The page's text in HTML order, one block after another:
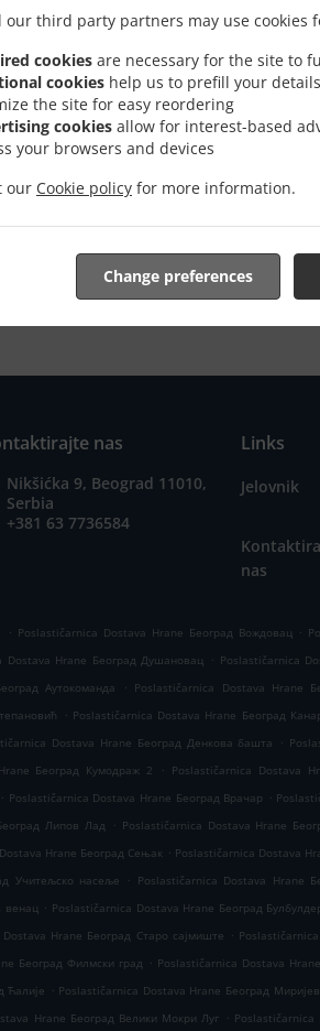
our third party partners may use cookies
cookies are necessary for the site to
cookies help us to prefill your
the site for easy reordering
cookies allow for interest-based
your browsers and devices
our Cookie policy for more information.
Change preferences
Dostavom U
- Rakovica i sa
jelovnik i pošaljite nam
porudžbinu i pošaljemo
nas
Nikšićka 9, Beograd 11010,
Serbia
+381 63 7736584
Links
Jelovnik
nas
. Poslastičarnica Dostava Hrane Београд Вождовац .
Dostava Hrane Београд Душановац . Poslastičarnica
Аутокоманда . Poslastičarnica Dostava Hrane
. Poslastičarnica Dostava Hrane Београд
Dostava Hrane Београд Денкова башта .
Београд Кумодраж 2 . Poslastičarnica Dostava
. Poslastičarnica Dostava Hrane Београд Врачар .
Липов Лад . Poslastičarnica Dostava Hrane
Hrane Београд Сењак . Poslastičarnica Dostava
Учитељско насеље . Poslastičarnica Dostava Hrane
венац . Poslastičarnica Dostava Hrane Београд
Hrane Београд Старо сајмиште .
Београд Филмски град . Poslastičarnica Dostava
Ћалије . Poslastičarnica Dostava Hrane Београд
Hrane Београд Велики Мокри Луг .